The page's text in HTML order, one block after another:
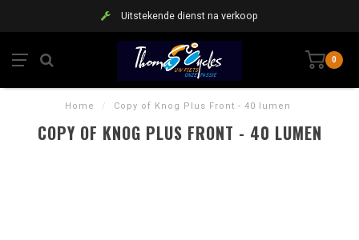
Uitstekende dienst na verkoop
0
Home / Copy of Knog Plus Front - 40 lumen
COPY OF KNOG PLUS FRONT - 40 LUMEN